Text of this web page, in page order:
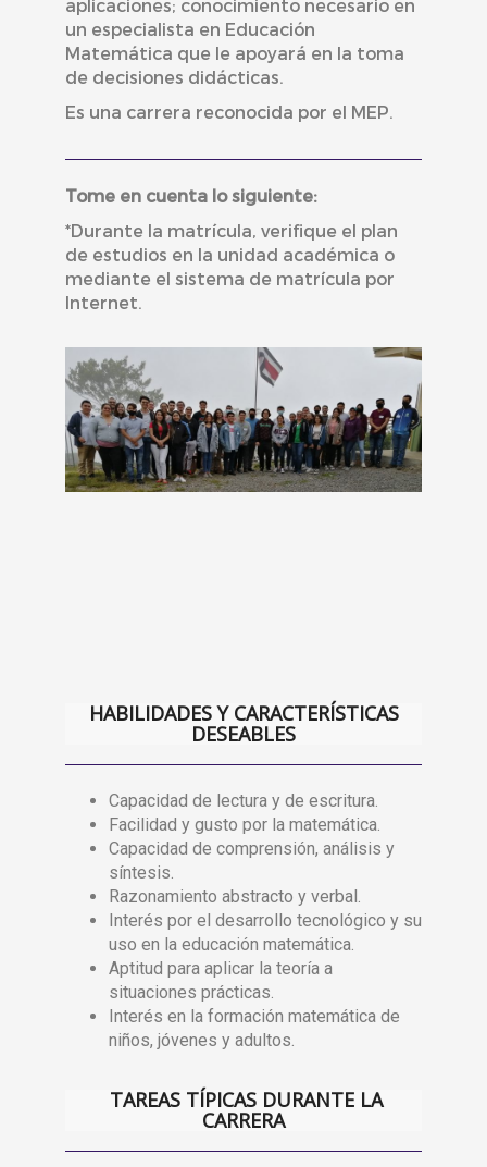
aplicaciones; conocimiento necesario en
un especialista en Educación
Matemática que le apoyará en la toma
de decisiones didácticas.
Es una carrera reconocida por el MEP.
Tome en cuenta lo siguiente:
*Durante la matrícula, verifique el plan
de estudios en la unidad académica o
mediante el sistema de matrícula por
Internet.
HABILIDADES Y CARACTERÍSTICAS
DESEABLES
Capacidad de lectura y de escritura.
Facilidad y gusto por la matemática.
Capacidad de comprensión, análisis y
síntesis.
Razonamiento abstracto y verbal.
Interés por el desarrollo tecnológico y su
uso en la educación matemática.
Aptitud para aplicar la teoría a
situaciones prácticas.
Interés en la formación matemática de
niños, jóvenes y adultos.
TAREAS TÍPICAS DURANTE LA
CARRERA